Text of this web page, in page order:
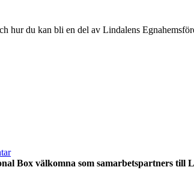
hur du kan bli en del av Lindalens
Box välkomna som samarbetspartners till